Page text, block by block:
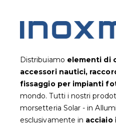
Distribuiamo elementi di
accessori nautici,
fissaggio per impianti
mondo. Tutti i nostri
morsetteria Solar - in
esclusivamente in acciaio